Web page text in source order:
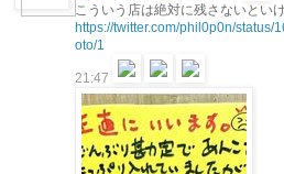
こういう店は絶対に残さないとい
https://twitter.com/phil0p0n/status/
oto/1
21:47